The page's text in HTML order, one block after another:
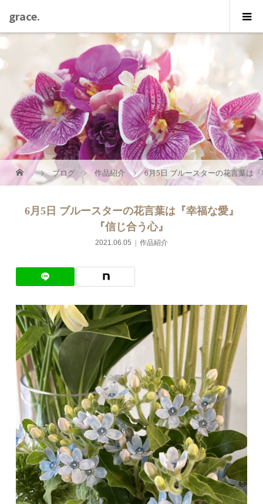
grace.
ブログ 作品紹介 6月5日 ブルースターの花言葉は
6月5日 ブルースターの花言葉は『幸福な愛』
『信じ合う心』
2021.06.05 作品紹介